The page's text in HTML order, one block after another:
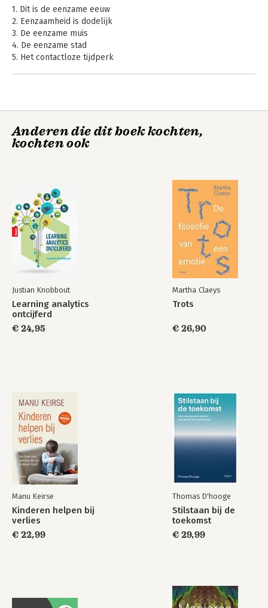
1. Dit is de eenzame eeuw
2. Eenzaamheid is dodelijk
3. De eenzame muis
4. De eenzame stad
5. Het contactloze tijdperk
11. Bij elkaar komen in een wereld die steeds verder ontrafelt
Anderen die dit boek kochten,
kochten ook
Justian Knobbout
Learning analytics
ontcijferd
€ 24,95
Martha Claeys
Trots
€ 26,90
Manu Keirse
Kinderen helpen bij
verlies
€ 22,99
Thomas D'hooge
Stilstaan bij de
toekomst
€ 29,99